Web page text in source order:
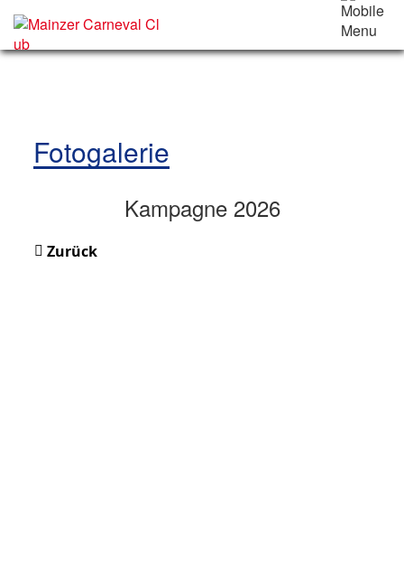
Fotogalerie
Kampagne 2026
Zurück